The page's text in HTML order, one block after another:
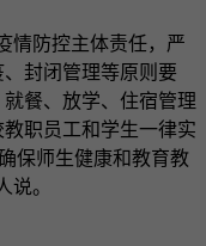
防控主体责任，严
封闭管理等原则要
餐、放学、住宿管理
职员工和学生一律实
保师生健康和教育教
说。